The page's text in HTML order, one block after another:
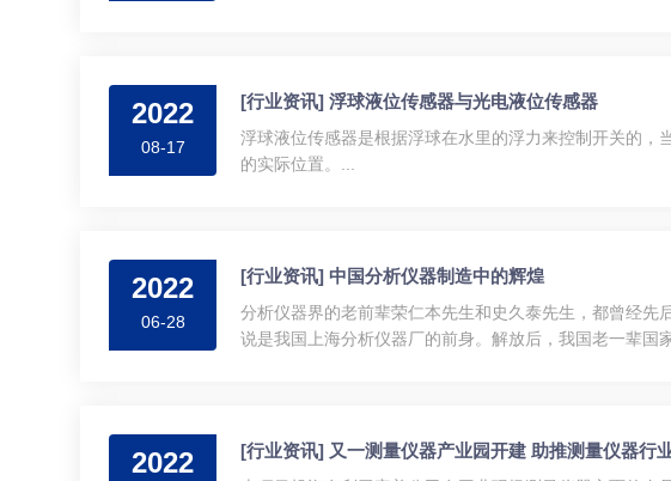
2022
08-17
[行业资讯] 浮球液位传感器与光电液位传感器
浮球液位传感器是根据浮球在水里的浮力来控制开关的
的实际位置。...
2022
06-28
[行业资讯] 中国分析仪器制造中的辉煌
分析仪器界的老前辈荣仁本先生和史久泰先生，都曾经
说是我国上海分析仪器厂的前身。解放后，我国老一辈国
2022 [行业资讯] 又一测量仪器产业园开建 助推测量仪器行